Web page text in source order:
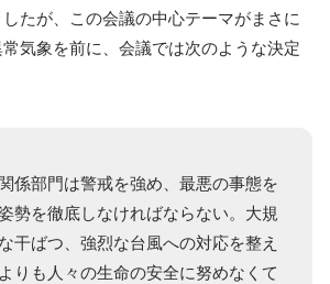
たが、この会議の中心テーマがまさに
常気象を前に、会議では次のような決定
係部門は警戒を強め、最悪の事態を
勢を徹底しなければならない。大規
干ばつ、強烈な台風への対応を整え
りも人々の生命の安全に努めなくて